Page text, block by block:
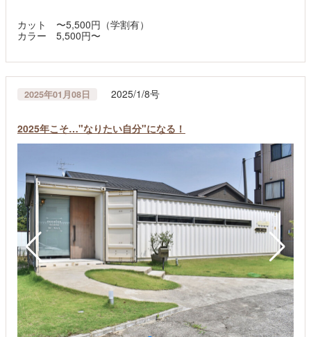
カット 〜5,500円（学割有）
カラー 5,500円〜
2025年01月08日 2025/1/8号
2025年こそ…"なりたい自分"になる！